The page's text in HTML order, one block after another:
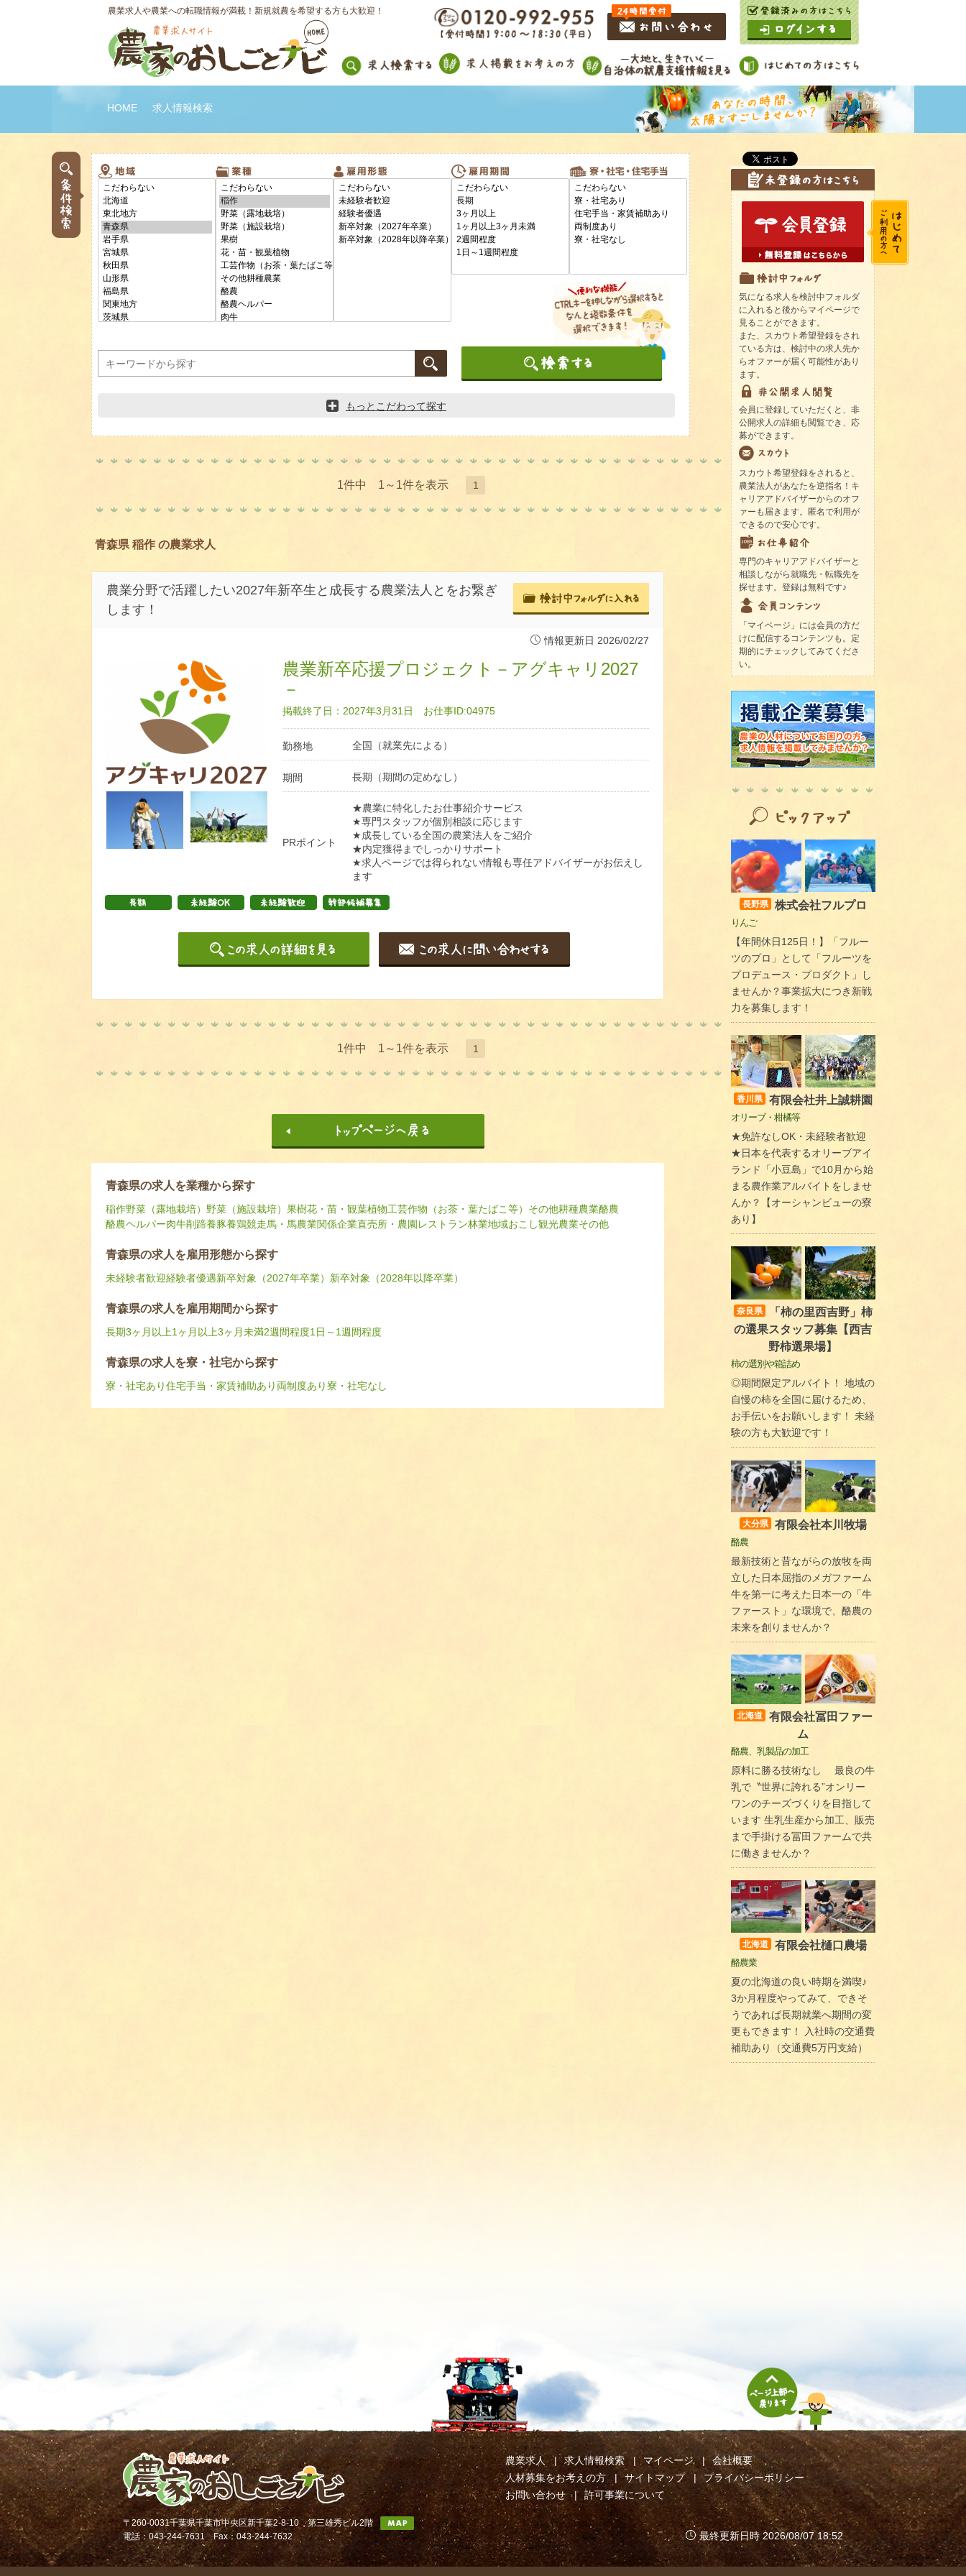
農業求人や農業への転職情報が満載！新規就農を希望する方も大歓迎！
HOME 求人情報検索
もっとこだわって探す
1件中 1～1件を表示 1
青森県 稲作 の農業求人
農業分野で活躍したい2027年新卒生と成長する農業法人とをお繋ぎ
します！
情報更新日 2026/02/27
農業新卒応援プロジェクト－アグキャリ2027
－
掲載終了日：2027年3月31日 お仕事ID:04975
勤務地 全国（就業先による）
期間 長期（期間の定めなし）
PRポイント
★農業に特化したお仕事紹介サービス
★専門スタッフが個別相談に応じます
★成長している全国の農業法人をご紹介
★内定獲得までしっかりサポート
★求人ページでは得られない情報も専任アドバイザーがお伝えし
ます
1件中 1～1件を表示 1
青森県の求人を業種から探す
稲作野菜（露地栽培） 野菜（施設栽培） 果樹花・苗・観葉植物工芸作物（お茶・葉たばこ等） その他耕種農業酪農
酪農ヘルパー肉牛削蹄養豚養鶏競走馬・馬農業関係企業直売所・農園レストラン林業地域おこし観光農業その他
青森県の求人を雇用形態から探す
未経験者歓迎経験者優遇新卒対象（2027年卒業） 新卒対象（2028年以降卒業）
青森県の求人を雇用期間から探す
長期3ヶ月以上1ヶ月以上3ヶ月未満2週間程度1日～1週間程度
青森県の求人を寮・社宅から探す
寮・社宅あり住宅手当・家賃補助あり 両制度あり寮・社宅なし
気になる求人を検討中フォルダ
に入れると後からマイページで
見ることができます。
また、スカウト希望登録をされ
ている方は、検討中の求人先か
らオファーが届く可能性があり
ます。
会員に登録していただくと、非
公開求人の詳細も閲覧でき、応
募ができます。
スカウト希望登録をされると、
農業法人があなたを逆指名！キ
ャリアアドバイザーからのオフ
ァーも届きます。匿名で利用が
できるので安心です。
専門のキャリアアドバイザーと
相談しながら就職先・転職先を
探せます。登録は無料です♪
「マイページ」には会員の方だ
けに配信するコンテンツも。定
期的にチェックしてみてくださ
い。
長野県 株式会社フルプロ
りんご
【年間休日125日！】「フルー
ツのプロ」として「フルーツを
プロデュース・プロダクト」し
ませんか？事業拡大につき新戦
力を募集します！
香川県 有限会社井上誠耕園
オリーブ・柑橘等
★免許なしOK・未経験者歓迎
★日本を代表するオリーブアイ
ランド「小豆島」で10月から始
まる農作業アルバイトをしませ
んか？【オーシャンビューの寮
あり】
奈良県
「柿の里西吉野」柿
の選果スタッフ募集【西吉
野柿選果場】
柿の選別や箱詰め
◎期間限定アルバイト！ 地域の
自慢の柿を全国に届けるため、
お手伝いをお願いします！ 未経
験の方も大歓迎です！
大分県 有限会社本川牧場
酪農
最新技術と昔ながらの放牧を両
立した日本屈指のメガファーム
牛を第一に考えた日本一の「牛
ファースト」な環境で、酪農の
未来を創りませんか？
北海道
有限会社冨田ファー
ム
酪農、乳製品の加工
原料に勝る技術なし 最良の牛
乳で〝世界に誇れる”オンリー
ワンのチーズづくりを目指して
います 生乳生産から加工、販売
まで手掛ける冨田ファームで共
に働きませんか？
北海道 有限会社樋口農場
酪農業
夏の北海道の良い時期を満喫♪
3か月程度やってみて、できそ
うであれば長期就業へ期間の変
更もできます！ 入社時の交通費
補助あり（交通費5万円支給）
〒260-0031千葉県千葉市中央区新千葉2-8-10 第三雄秀ビル2階
電話：043-244-7631 Fax：043-244-7632
農業求人 求人情報検索 マイページ
会社概要
人材募集をお考えの方
サイトマップ
プライバシーポリシー
お問い合わせ
許可事業について
最終更新日時 2026/08/07 18:52